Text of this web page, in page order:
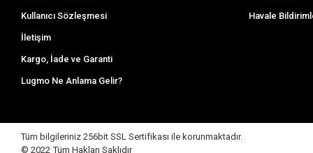
Kullanıcı Sözleşmesi
İletişim
Kargo, İade ve Garanti
Lugmo Ne Anlama Gelir?
Havale
Tüm bilgileriniz 256bit SSL Sertifikası ile korunmaktadır.
© 2022Tüm Hakları Saklıdır